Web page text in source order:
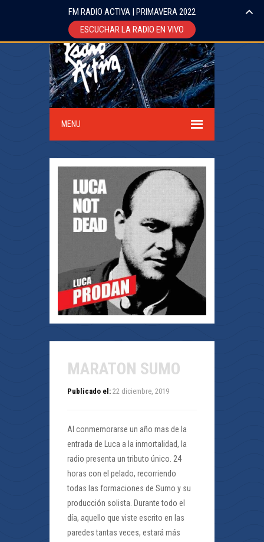
MENU
MARATON SUMO
Publicado el: 22 diciembre, 2019
Al conmemorarse un año mas de la
entrada de Luca a la inmortalidad, la
radio presenta un tributo único. 24
horas con el pelado, recorriendo
todas las formaciones de Sumo y su
producción solista. Durante todo el
día, aquello que viste escrito en las
paredes tantas veces, estará más
FM RADIO ACTIVA | PRIMAVERA 2022
ESCUCHAR LA RADIO EN VIVO